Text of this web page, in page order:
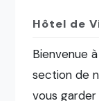
Hôtel de
Bienvenue
section de
vous